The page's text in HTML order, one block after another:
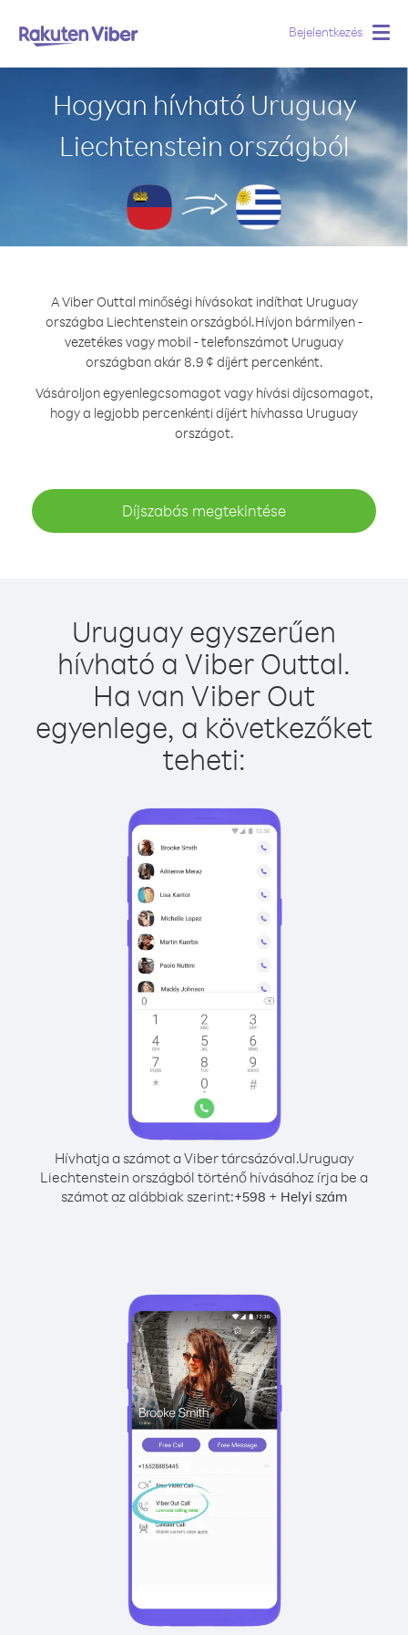
Bejelentkezés
Hogyan hívható Uruguay
Liechtenstein országból
A Viber Outtal minőségi hívásokat indíthat Uruguay
országba Liechtenstein országból.Hívjon bármilyen -
vezetékes vagy mobil - telefonszámot Uruguay
országban akár 8.9 ¢ díjért percenként.
Vásároljon egyenlegcsomagot vagy hívási díjcsomagot,
hogy a legjobb percenkénti díjért hívhassa Uruguay
országot.
Díjszabás megtekintése
Uruguay egyszerűen
hívható a Viber Outtal.
Ha van Viber Out
egyenlege, a következőket
teheti:
Hívhatja a számot a Viber tárcsázóval.Uruguay
Liechtenstein országból történő hívásához írja be a
számot az alábbiak szerint:+598 + Helyi szám